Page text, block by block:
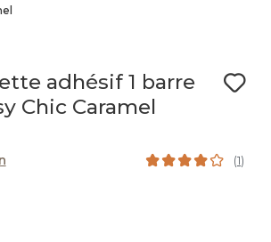
adhésif 1 barre
Chic Caramel
(1)